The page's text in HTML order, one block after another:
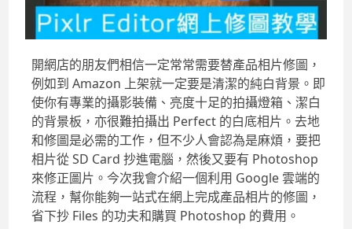
開網店的朋友們相信一定常常需要替產品相片修圖，
例如到 Amazon 上架就一定要是清潔的純白背景。即
使你有專業的攝影裝備、亮度十足的拍攝燈箱、潔白
的背景板，亦很難拍攝出 Perfect 的白底相片。去地
和修圖是必需的工作，但不少人會認為是麻煩，要把
相片從 SD Card 抄進電腦，然後又要有 Photoshop
來修正圖片。今次我會介紹一個利用 Google 雲端的
流程，幫你能夠一站式在網上完成產品相片的修圖，
省下抄 Files 的功夫和購買 Photoshop 的費用。